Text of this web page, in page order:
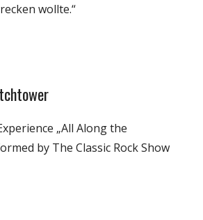
wollte.“
„All Along the
by The Classic Rock Show